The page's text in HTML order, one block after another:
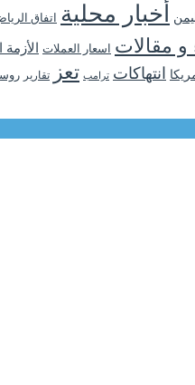
أخبار محلية اتفاق
و مقالات اسعار العملات الأزمة
انتهاكات ترامب تعز تقارير